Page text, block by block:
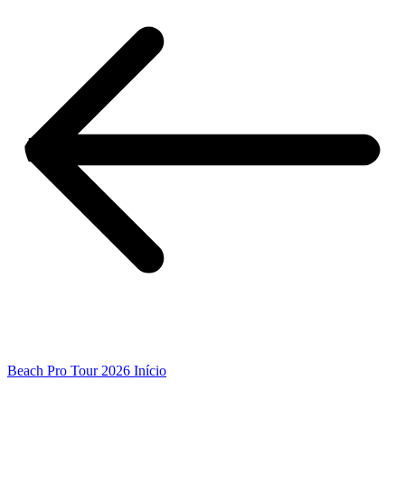
Beach Pro Tour 2026 Início